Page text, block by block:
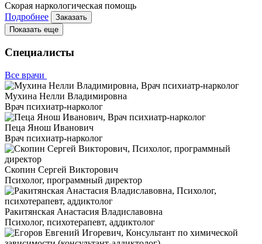
Скорая наркологическая помощь
Подробнее
Заказать
Показать еще
Специалисты
Все врачи
Мухина Нелли Владимировна
Врач психиатр-нарколог
Пеца Янош Иванович
Врач психиатр-нарколог
Скопин Сергей Викторович
Психолог, программный директор
Ракитянская Анастасия Владиславовна
Психолог, психотерапевт, аддиктолог